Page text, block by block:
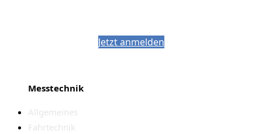
Jetzt anmelden
Messtechnik
Allgemeines
Fahrtechnik